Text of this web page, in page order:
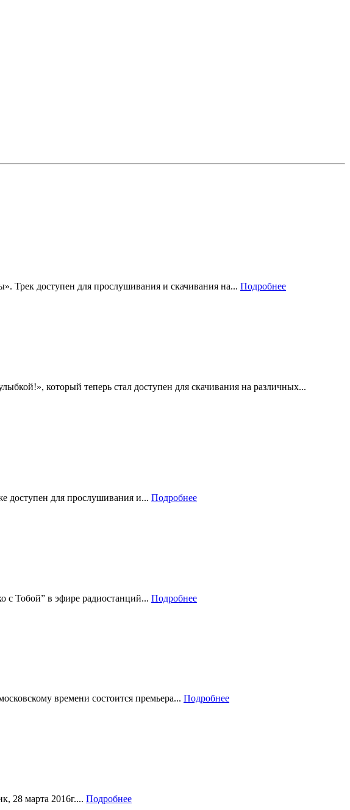
Трек доступен для прослушивания и скачивания на... Подробнее
который теперь стал доступен для скачивания на различных...
доступен для прослушивания и... Подробнее
с Тобой” в эфире радиостанций... Подробнее
времени состоится премьера... Подробнее
28 марта 2016г.... Подробнее